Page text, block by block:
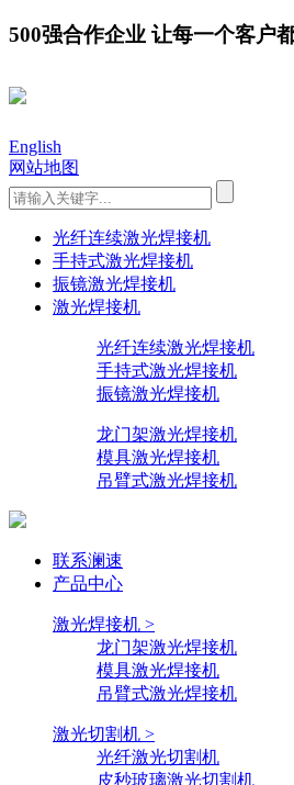
500强合作企业 让每一个客户
English
网站地图
光纤连续激光焊接机
手持式激光焊接机
振镜激光焊接机
激光焊接机
光纤连续激光焊接机
手持式激光焊接机
振镜激光焊接机
龙门架激光焊接机
模具激光焊接机
吊臂式激光焊接机
联系澜速
产品中心
激光焊接机 >
龙门架激光焊接机
模具激光焊接机
吊臂式激光焊接机
激光切割机 >
光纤激光切割机
皮秒玻璃激光切割机